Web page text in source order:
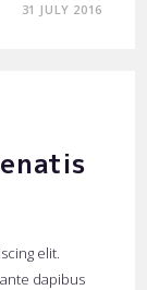
31 JULY 2016
elit.
dapibus